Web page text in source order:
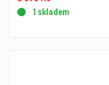
1 skladem